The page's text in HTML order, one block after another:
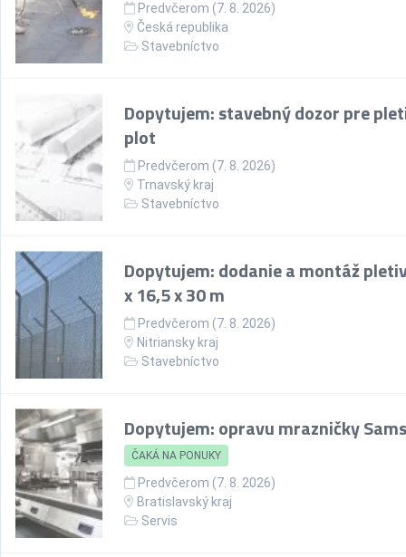
Predvčerom (7. 8. 2026)
Česká republika
Stavebníctvo
Dopytujem: stavebný dozor pre
plot
Predvčerom (7. 8. 2026)
Trnavský kraj
Stavebníctvo
Dopytujem: dodanie a montáž
x 16,5 x 30 m
Predvčerom (7. 8. 2026)
Nitriansky kraj
Stavebníctvo
Dopytujem: opravu mrazničky
ČAKÁ NA PONUKY
Predvčerom (7. 8. 2026)
Bratislavský kraj
Servis